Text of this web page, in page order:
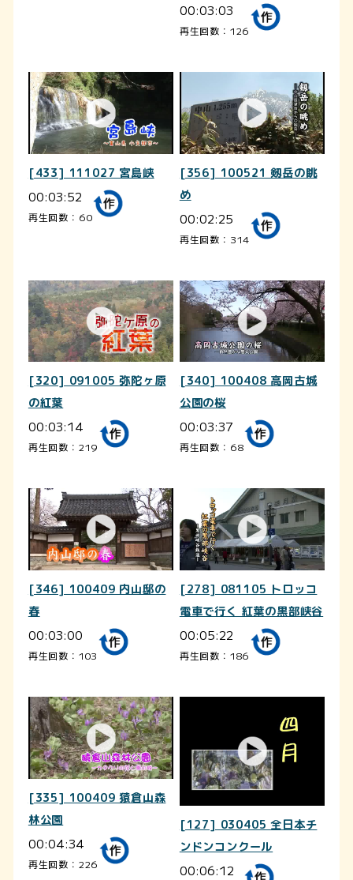
00:03:03
再生回数：126
[433] 111027 宮島峡
00:03:52
再生回数：60
[356] 100521 剱岳の眺
め
00:02:25
再生回数：314
[320] 091005 弥陀ヶ原
の紅葉
00:03:14
再生回数：219
[340] 100408 高岡古城
公園の桜
00:03:37
再生回数：68
[346] 100409 内山邸の
春
00:03:00
再生回数：103
[278] 081105 トロッコ
電車で行く 紅葉の黒部峡谷
00:05:22
再生回数：186
[335] 100409 猿倉山森
林公園
00:04:34
再生回数：226
[127] 030405 全日本チ
ンドンコンクール
00:06:12